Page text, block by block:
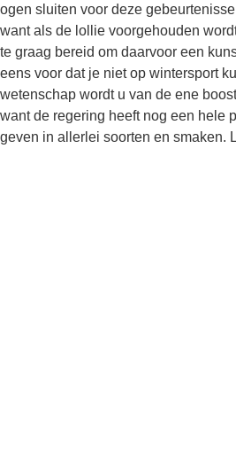
ogen sluiten voor deze
want als de lollie voorgehouden
te graag bereid om daarvoor een
eens voor dat je niet op wintersport
wetenschap wordt u van de ene
want de regering heeft nog een hele
geven in allerlei soorten en smaken.